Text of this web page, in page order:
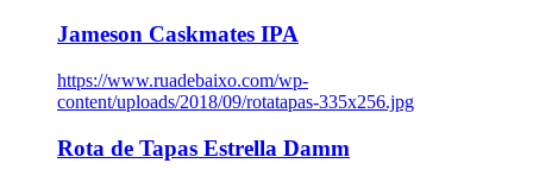
Jameson Caskmates IPA
https://www.ruadebaixo.com/wp-
content/uploads/2018/09/rotatapas-335x256.jpg
Rota de Tapas Estrella Damm